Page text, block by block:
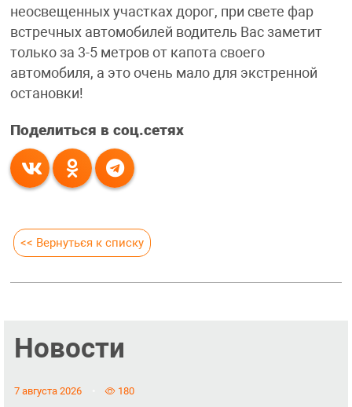
неосвещенных участках дорог, при свете фар
встречных автомобилей водитель Вас заметит
только за 3-5 метров от капота своего
автомобиля, а это очень мало для экстренной
остановки!
Поделиться в соц.сетях
<< Вернуться к списку
Новости
7 августа 2026 180